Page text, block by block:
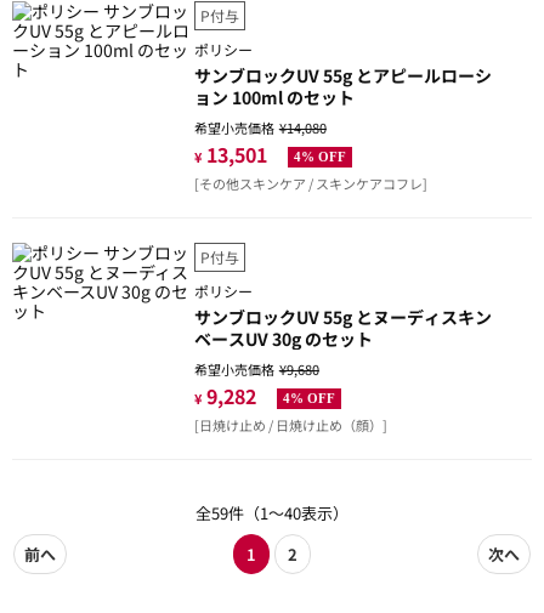
P付与
ポリシー
サンブロックUV 55g とアピールローシ
ョン 100ml のセット
希望小売価格¥14,080
¥ 13,501 4% OFF
[その他スキンケア / スキンケアコフレ]
P付与
ポリシー
サンブロックUV 55g とヌーディスキン
ベースUV 30g のセット
希望小売価格¥9,680
¥ 9,282 4% OFF
[日焼け止め / 日焼け止め（顔）]
全59件（1～40表示）
前へ
1 2 次へ